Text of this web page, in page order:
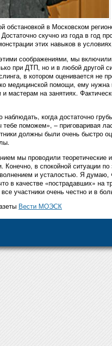
обстановкой в Московском
скучно из года в год
этих навыков в
соображениями, мы
при ДТП, но и в любой другой
в котором оценивается не
медицинской помощи, ему
и мастерам на занятиях.
наблюдать, когда достаточно
поможем», – приговаривая
должны были очень быстро
мы проводили теоретические
Конечно, в спокойной ситуации
и усталостью. Я думаю,
в качестве «пострадавших»
участники очень честно и в
Вести МОЭСК